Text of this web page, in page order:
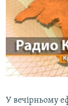
СПЕЦПРОЕКТИ
ДЕПОРТАЦІЯ
ВІДЕОУРОКИ
СВІДЧЕННЯ
УКРАЇНСЬКА
ЯК ОБІЙТИ
Русский
Qırımtatar
У вечірньому